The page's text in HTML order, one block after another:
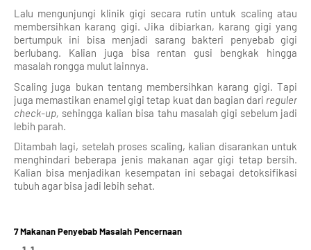
Lalu mengunjungi klinik gigi secara rutin untuk scaling atau
membersihkan karang gigi. Jika dibiarkan, karang gigi yang
bertumpuk ini bisa menjadi sarang bakteri penyebab gigi
berlubang. Kalian juga bisa rentan gusi bengkak hingga
masalah rongga mulut lainnya.
Scaling juga bukan tentang membersihkan karang gigi. Tapi
juga memastikan enamel gigi tetap kuat dan bagian dari reguler
check-up, sehingga kalian bisa tahu masalah gigi sebelum jadi
lebih parah.
Ditambah lagi, setelah proses scaling, kalian disarankan untuk
menghindari beberapa jenis makanan agar gigi tetap bersih.
Kalian bisa menjadikan kesempatan ini sebagai detoksifikasi
tubuh agar bisa jadi lebih sehat.
7 Makanan Penyebab Masalah Pencernaan